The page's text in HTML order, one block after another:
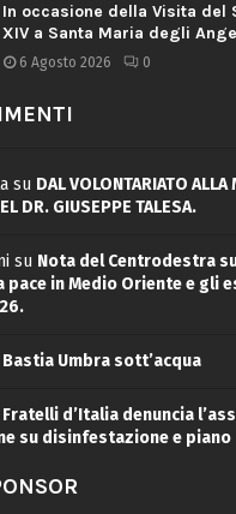
In occasione della Visita del
XIV a Santa Maria degli
6 Agosto 2026 0
su DAL VOLONTARIATO ALLA
DR. GIUSEPPE TALESA.
su Nota del Centrodestra
pace in Medio Oriente e gli
Bastia Umbra sott’acqua
Fratelli d’Italia denuncia
su disinfestazione e piano